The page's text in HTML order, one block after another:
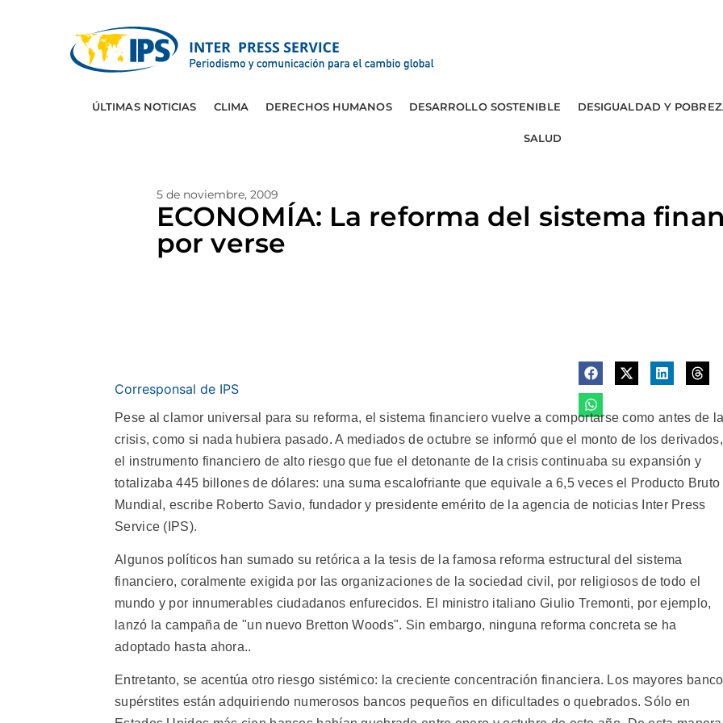
ÚLTIMAS NOTICIAS CLIMA DERECHOS HUMANOS DESARROLLO SOSTENIBLE DESIGUALDAD Y
SALUD
5 de noviembre, 2009
ECONOMÍA: La reforma del sistema
por verse
Corresponsal de IPS
Pese al clamor universal para su reforma, el sistema financiero vuelve a comportarse como antes de
crisis, como si nada hubiera pasado. A mediados de octubre se informó que el monto de los derivados,
el instrumento financiero de alto riesgo que fue el detonante de la crisis continuaba su expansión y
totalizaba 445 billones de dólares: una suma escalofriante que equivale a 6,5 veces el Producto Bruto
Mundial, escribe Roberto Savio, fundador y presidente emérito de la agencia de noticias Inter Press
Service (IPS).
Algunos políticos han sumado su retórica a la tesis de la famosa reforma estructural del sistema
financiero, coralmente exigida por las organizaciones de la sociedad civil, por religiosos de todo el
mundo y por innumerables ciudadanos enfurecidos. El ministro italiano Giulio Tremonti, por ejemplo,
lanzó la campaña de "un nuevo Bretton Woods". Sin embargo, ninguna reforma concreta se ha
adoptado hasta ahora..
Entretanto, se acentúa otro riesgo sistémico: la creciente concentración financiera. Los mayores
supérstites están adquiriendo numerosos bancos pequeños en dificultades o quebrados. Sólo en